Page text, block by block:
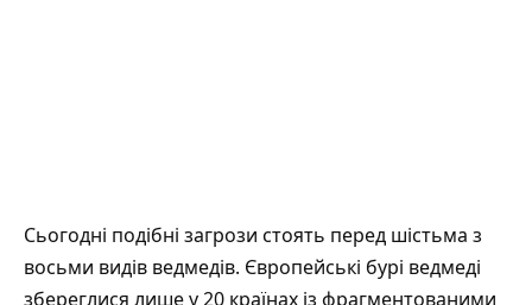
Сьогодні подібні загрози стоять перед шістьма з
восьми видів ведмедів. Європейські бурі ведмеді
збереглися лише у 20 країнах із фрагментованими